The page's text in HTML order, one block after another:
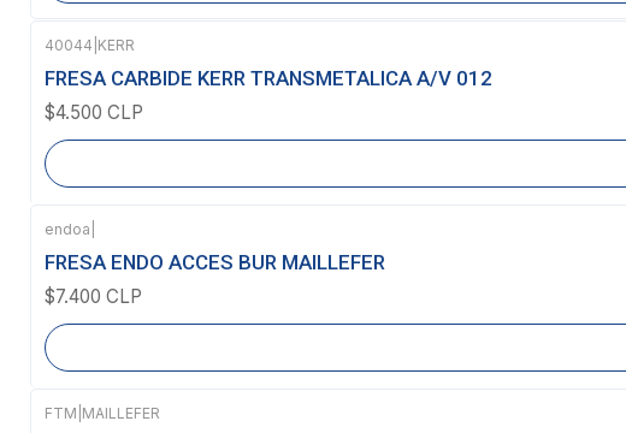
Agotado
40044 KERR
FRESA CARBIDE KERR TRANSMETALICA A/V 012
$4.500 CLP
Agotado
endoa
FRESA ENDO ACCES BUR MAILLEFER
$7.400 CLP
FTM MAILLEFER